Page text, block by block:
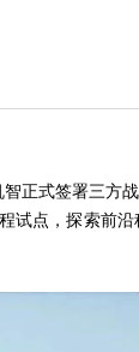
正式签署三方
试点，探索前